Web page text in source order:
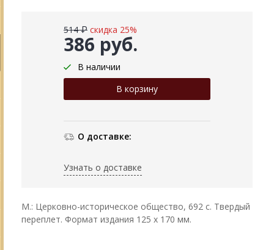
386 руб.
514 ₽ скидка 25%
В наличии
О доставке:
Узнать о доставке
М.: Церковно-историческое общество, 692 с. Твердый
переплет. Формат издания 125 х 170 мм.